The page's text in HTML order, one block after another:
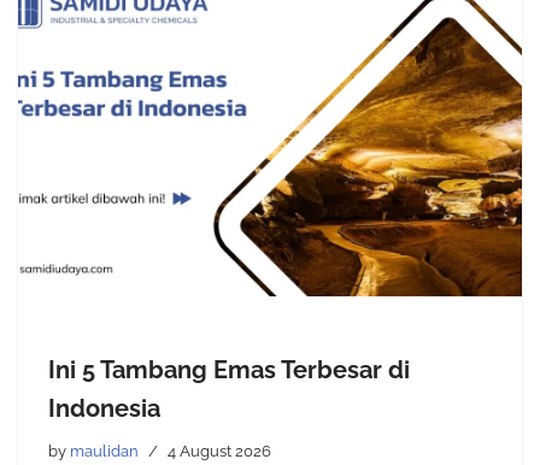
Ini 5 Tambang Emas Terbesar di
Indonesia
by maulidan 4 August 2026